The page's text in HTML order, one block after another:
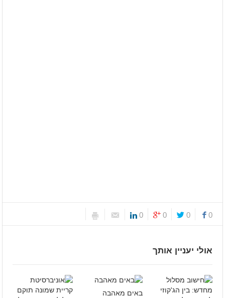
0
0
0
0
אולי יעניין אותך
באים מאהבה